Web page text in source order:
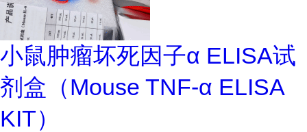
小鼠肿瘤坏死因子α ELISA试
剂盒（Mouse TNF-α ELISA
KIT）